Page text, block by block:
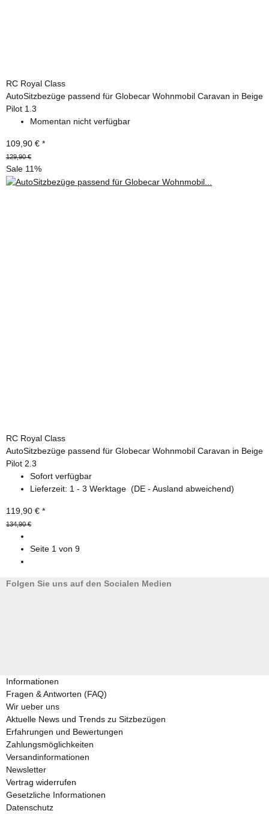
RC Royal Class
AutoSitzbezüge passend für Globecar Wohnmobil Caravan in Beige
Pilot 1.3
Momentan nicht verfügbar
109,90 € *
129,90 €
Sale 11%
RC Royal Class
AutoSitzbezüge passend für Globecar Wohnmobil Caravan in Beige
Pilot 2.3
Sofort verfügbar
Lieferzeit: 1 - 3 Werktage (DE - Ausland abweichend)
119,90 € *
134,90 €
Seite 1 von 9
Folgen Sie uns auf den Socialen Medien
Informationen
Fragen & Antworten (FAQ)
Wir ueber uns
Aktuelle News und Trends zu Sitzbezügen
Erfahrungen und Bewertungen
Zahlungsmöglichkeiten
Versandinformationen
Newsletter
Vertrag widerrufen
Gesetzliche Informationen
Datenschutz